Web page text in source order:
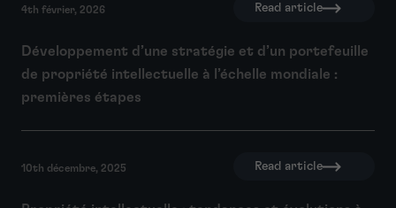
4th février, 2026 Read article
Développement d’une stratégie et d’un portefeuille
de propriété intellectuelle à l’échelle mondiale :
premières étapes
10th décembre, 2025 Read article